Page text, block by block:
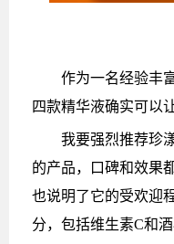
作为一名经验丰
四款精华液确实可以
我要强烈推荐珍
的产品，口碑和效果
也说明了它的受欢迎
分，包括维生素C和